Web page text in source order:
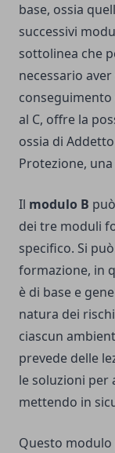
base, ossia
successivi
sottolinea che
necessario
conseguimento
al C, offre la
ossia di
Protezione,
Il modulo B
dei tre moduli
specifico. Si
formazione, in
è di base e
natura dei
ciascun
prevede delle
le soluzioni per
mettendo in
Questo